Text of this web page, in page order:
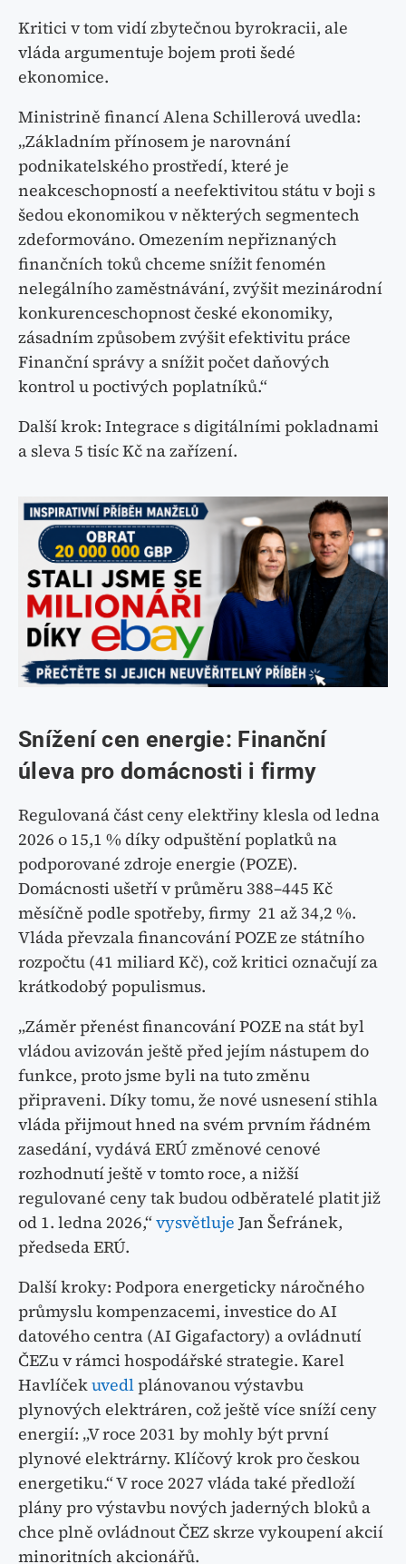
Kritici v tom vidí zbytečnou byrokracii, ale
vláda argumentuje bojem proti šedé
ekonomice.
Ministrině financí Alena Schillerová uvedla:
„Základním přínosem je narovnání
podnikatelského prostředí, které je
neakceschopností a neefektivitou státu v boji s
šedou ekonomikou v některých segmentech
zdeformováno. Omezením nepřiznaných
finančních toků chceme snížit fenomén
nelegálního zaměstnávání, zvýšit mezinárodní
konkurenceschopnost české ekonomiky,
zásadním způsobem zvýšit efektivitu práce
Finanční správy a snížit počet daňových
kontrol u poctivých poplatníků.“
Další krok: Integrace s digitálními pokladnami
a sleva 5 tisíc Kč na zařízení.
Snížení cen energie: Finanční
úleva pro domácnosti i firmy
Regulovaná část ceny elektřiny klesla od ledna
2026 o 15,1 % díky odpuštění poplatků na
podporované zdroje energie (POZE).
Domácnosti ušetří v průměru 388–445 Kč
měsíčně podle spotřeby, firmy 21 až 34,2 %.
Vláda převzala financování POZE ze státního
rozpočtu (41 miliard Kč), což kritici označují za
krátkodobý populismus.
„Záměr přenést financování POZE na stát byl
vládou avizován ještě před jejím nástupem do
funkce, proto jsme byli na tuto změnu
připraveni. Díky tomu, že nové usnesení stihla
vláda přijmout hned na svém prvním řádném
zasedání, vydává ERÚ změnové cenové
rozhodnutí ještě v tomto roce, a nižší
regulované ceny tak budou odběratelé platit již
od 1. ledna 2026,“vysvětluje Jan Šefránek,
předseda ERÚ.
Další kroky: Podpora energeticky náročného
průmyslu kompenzacemi, investice do AI
datového centra (AI Gigafactory) a ovládnutí
ČEZu v rámci hospodářské strategie. Karel
Havlíčekuvedlplánovanou výstavbu
plynových elektráren, což ještě více sníží ceny
energií: „V roce 2031 by mohly být první
plynové elektrárny. Klíčový krok pro českou
energetiku.“ V roce 2027 vláda také předloží
plány pro výstavbu nových jaderných bloků a
chce plně ovládnout ČEZ skrze vykoupení akcií
minoritních akcionářů.